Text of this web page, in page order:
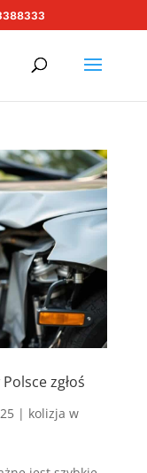
zgłoś
| kolizja w